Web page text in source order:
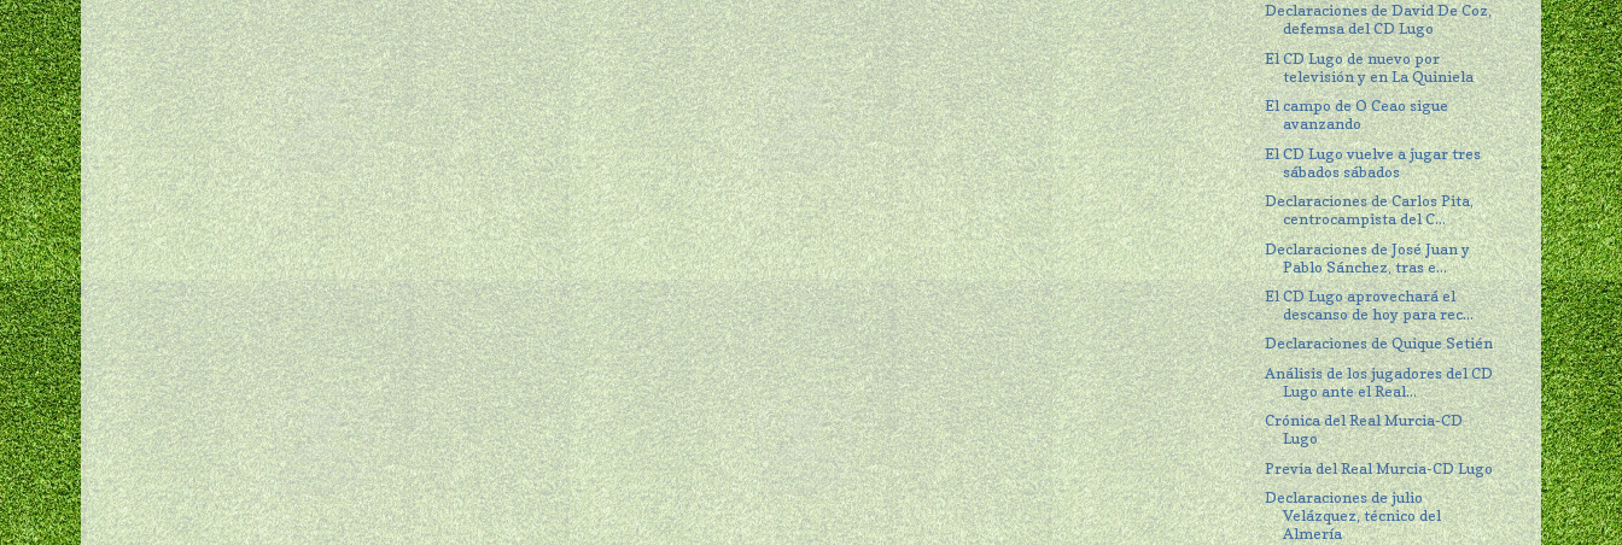
Declaraciones de David De Coz,
defemsa del CD Lugo
El CD Lugo de nuevo por
televisión y en La Quiniela
El campo de O Ceao sigue
avanzando
El CD Lugo vuelve a jugar tres
sábados sábados
Declaraciones de Carlos Pita,
centrocampista del C...
Declaraciones de José Juan y
Pablo Sánchez, tras e...
El CD Lugo aprovechará el
descanso de hoy para rec...
Declaraciones de Quique Setién
Análisis de los jugadores del CD
Lugo ante el Real...
Crónica del Real Murcia-CD
Lugo
Previa del Real Murcia-CD Lugo
Declaraciones de julio
Velázquez, técnico del
Almería